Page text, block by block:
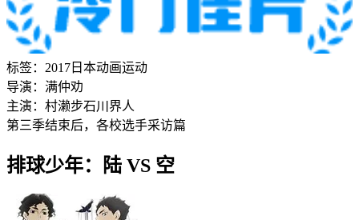
标签： 2017 日本动画运动
导演： 满仲劝
主演： 村濑步石川界人
第三季结束后，各校选手采访篇
排球少年：陆 VS 空